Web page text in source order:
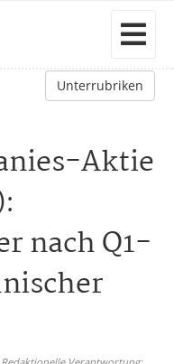
Unterrubriken
Aktie
nach Q1-